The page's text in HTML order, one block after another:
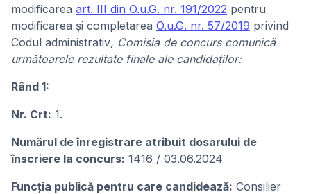
modificarea art. III din O.u.G. nr. 191/2022 pentru
modificarea și completarea O.u.G. nr. 57/2019 privind
Codul administrativ, Comisia de concurs comunică
următoarele rezultate finale ale candidaților:
Rând 1:
Nr. Crt: 1.
Numărul de înregistrare atribuit dosarului de
înscriere la concurs: 1416 / 03.06.2024
Funcția publică pentru care candidează: Consilier